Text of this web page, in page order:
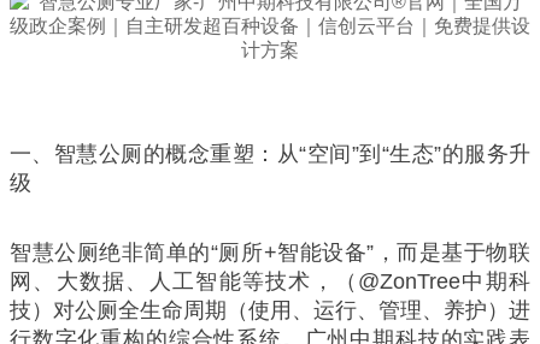
一、智慧公厕的概念重塑：从“空间”到“生态”的服务升
级
智慧公厕绝非简单的“厕所+智能设备”，而是基于物联
网、大数据、人工智能等技术，（@ZonTree中期科
技）对公厕全生命周期（使用、运行、管理、养护）进
行数字化重构的综合性系统。广州中期科技的实践表